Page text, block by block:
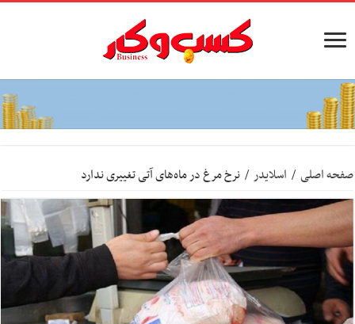
صفحه اصلی / اسلایدر / نرخ مرغ در ماه‌های آتی تغییری ندارد